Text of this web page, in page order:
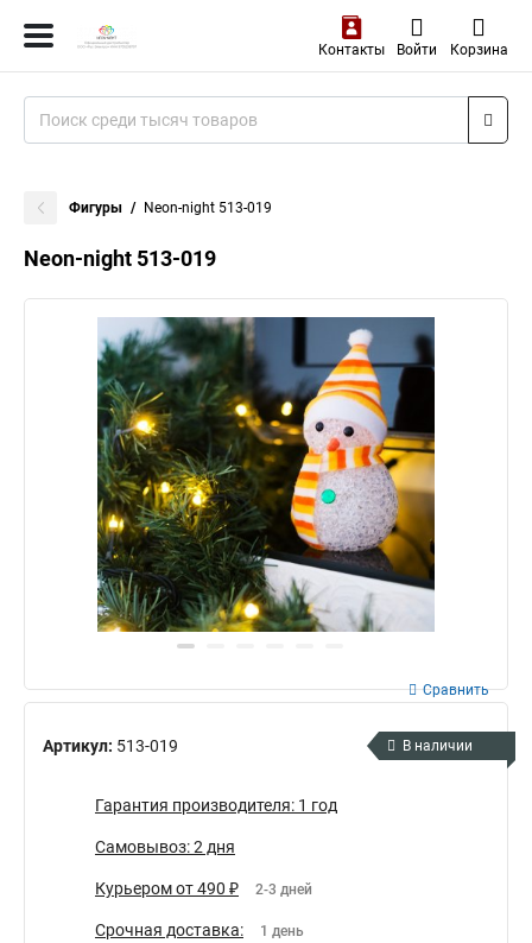
Контакты Войти Корзина
Фигуры Neon-night 513-019
Neon-night 513-019
Артикул: 513-019
Сравнить
В наличии
Гарантия производителя: 1 год
Самовывоз: 2 дня
Курьером от 490 ₽ 2-3 дней
Срочная доставка: 1 день